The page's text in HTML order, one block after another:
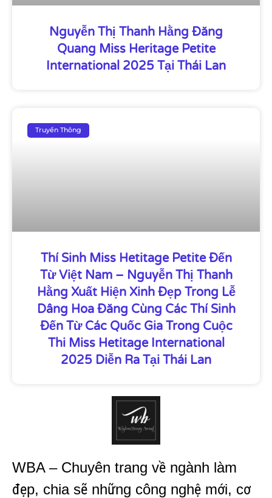
Nguyễn Thị Thanh Hằng Đăng
Quang Miss Heritage Petite
International 2025 Tại Thái Lan
Truyền Thông
Thí Sinh Miss Hetitage Petite Đến
Từ Việt Nam – Nguyễn Thị Thanh
Hằng Xuất Hiện Xinh Đẹp Trong Lễ
Dâng Hoa Đăng Cùng Các Thí Sinh
Đến Từ Các Quốc Gia Trong Cuộc
Thi Miss Hetitage International
2025 Diễn Ra Tại Thái Lan
WBA – Chuyên trang về ngành làm
đẹp, chia sẽ những công nghệ mới, cơ